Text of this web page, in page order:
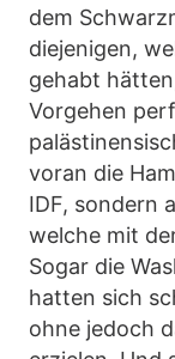
dem
diejenigen,
gehabt
Vorgehen
voran die
IDF, sondern
welche mit
Sogar die
hatten sich
ohne jedoch